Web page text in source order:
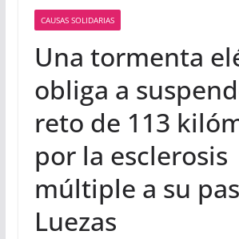
CAUSAS SOLIDARIAS
Una tormenta
obliga a
reto de 113
por la esclerosis
múltiple a su
Luezas